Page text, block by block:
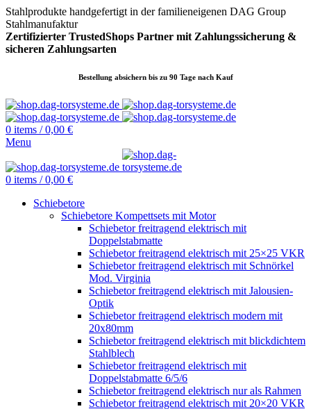
Stahlprodukte handgefertigt in der familieneigenen DAG Group
Stahlmanufaktur
Zertifizierter TrustedShops Partner mit Zahlungssicherung &
sicheren Zahlungsarten
Bestellung absichern bis zu 90 Tage nach Kauf
0 items / 0,00 €
Menu
0 items / 0,00 €
Schiebetore
Schiebetore Kompettsets mit Motor
Schiebetor freitragend elektrisch mit
Doppelstabmatte
Schiebetor freitragend elektrisch mit 25×25 VKR
Schiebetor freitragend elektrisch mit Schnörkel
Mod. Virginia
Schiebetor freitragend elektrisch mit Jalousien-
Optik
Schiebetor freitragend elektrisch modern mit
20x80mm
Schiebetor freitragend elektrisch mit blickdichtem
Stahlblech
Schiebetor freitragend elektrisch mit
Doppelstabmatte 6/5/6
Schiebetor freitragend elektrisch nur als Rahmen
Schiebetor freitragend elektrisch mit 20×20 VKR